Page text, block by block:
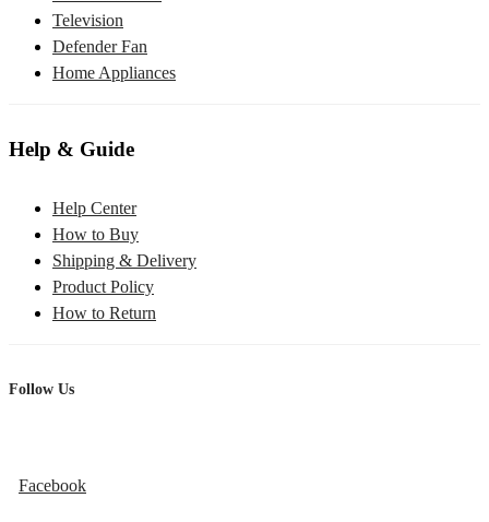
Television
Defender Fan
Home Appliances
Help & Guide
Help Center
How to Buy
Shipping & Delivery
Product Policy
How to Return
Follow Us
Facebook